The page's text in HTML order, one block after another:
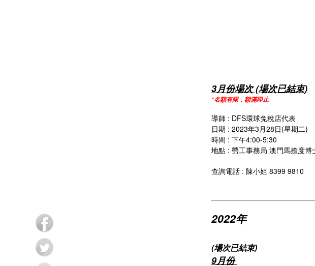
3月份場次 (場次已結束)
*名額有限，額滿即止
導師 : DFS環球免稅店代表
日期 : 2023年3月28日(星期二)
時間 : 下午4:00-5:30
地點 : 勞工事務局 澳門馬揸度
查詢電話 : 陳小姐 8399 9810
2022年
(場次已結束)
9月份